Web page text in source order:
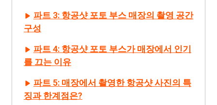
파트 3: 항공샷 포토 부스 매장의 촬영 공간
구성
파트 4: 항공샷 포토 부스가 매장에서 인기
를 끄는 이유
파트 5: 매장에서 촬영한 항공샷 사진의 특
징과 한계점은?